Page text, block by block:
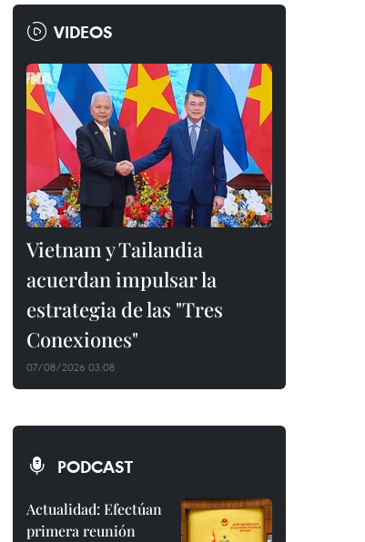
VIDEOS
Vietnam y Tailandia
acuerdan impulsar la
estrategia de las "Tres
Conexiones"
07/08/2026 03:08
PODCAST
Actualidad: Efectúan
primera reunión